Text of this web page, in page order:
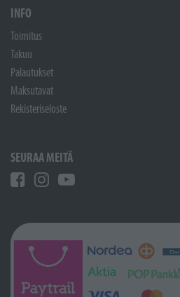
INFO
Toimitus
Takuu
Palautukset
Maksutavat
Rekisteriseloste
SEURAA MEITÄ